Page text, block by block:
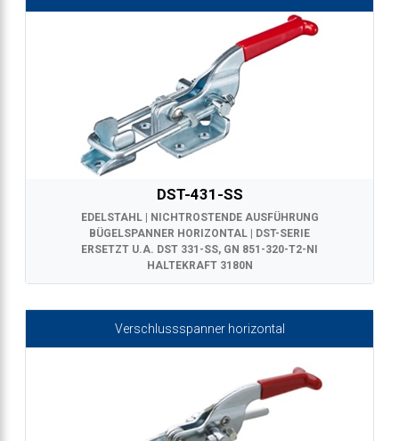
DST-431-SS
EDELSTAHL | NICHTROSTENDE AUSFÜHRUNG
BÜGELSPANNER HORIZONTAL | DST-SERIE
ERSETZT U.A. DST 331-SS, GN 851-320-T2-NI
HALTEKRAFT 3180N
Verschlussspanner horizontal